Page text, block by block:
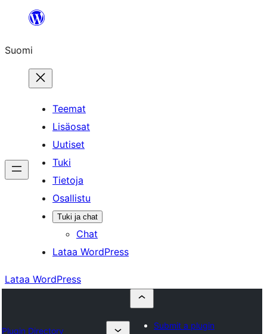
Suomi
Teemat
Lisäosat
Uutiset
Tuki
Tietoja
Osallistu
Tuki ja chat
Chat
Lataa WordPress
Lataa WordPress
Plugin Directory
Submit a plugin